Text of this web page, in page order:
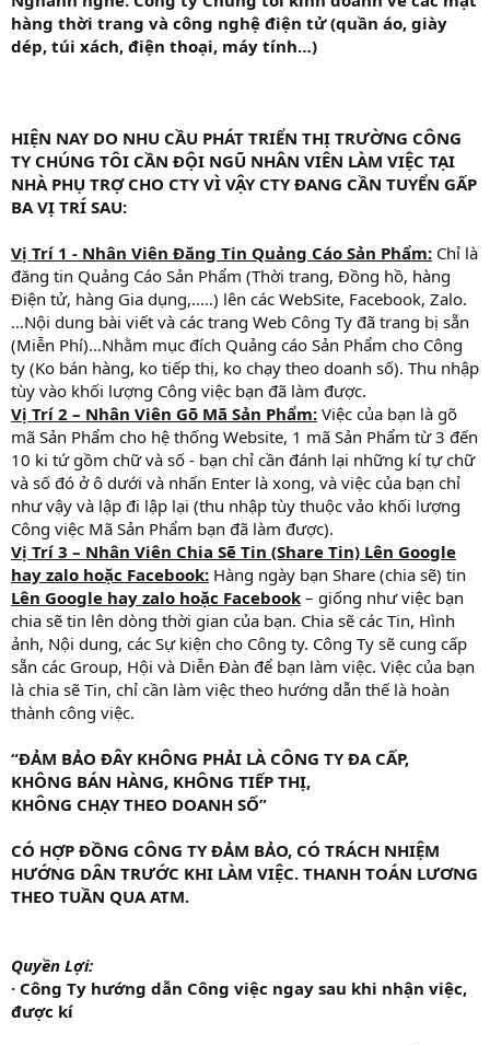
hàng thời trang và công nghệ điện tử (quần áo, giày
dép, túi xách, điện thoại, máy tính…)
HIỆN NAY DO NHU CẦU PHÁT TRIỂN THỊ TRƯỜNG CÔNG
TY CHÚNG TÔI CẦN ĐỘI NGŨ NHÂN VIÊN LÀM VIỆC TẠI
NHÀ PHỤ TRỢ CHO CTY VÌ VẬY CTY ĐANG CẦN TUYỂN GẤP
BA VỊ TRÍ SAU:
Vị Trí 1 - Nhân Viên Đăng Tin Quảng Cáo Sản Phẩm: Chỉ là
đăng tin Quảng Cáo Sản Phẩm (Thời trang, Đồng hồ, hàng
Điện tử, hàng Gia dụng,..…) lên các WebSite, Facebook, Zalo.
…Nội dung bài viết và các trang Web Công Ty đã trang bị sẵn
(Miễn Phí)…Nhằm mục đích Quảng cáo Sản Phẩm cho Công
ty (Ko bán hàng, ko tiếp thị, ko chạy theo doanh số). Thu nhập
tùy vào khối lượng Công việc bạn đã làm được.
Vị Trí 2 – Nhân Viên Gõ Mã Sản Phẩm: Việc của bạn là gõ
mã Sản Phẩm cho hệ thống Website, 1 mã Sản Phẩm từ 3 đến
10 ki tứ gồm chữ và số - bạn chỉ cần đánh lại những kí tự chữ
và số đó ở ô dưới và nhấn Enter là xong, và việc của bạn chỉ
như vậy và lập đi lập lại (thu nhập tùy thuộc vảo khối lượng
Công việc Mã Sản Phẩm bạn đã làm được).
Vị Trí 3 – Nhân Viên Chia Sẽ Tin (Share Tin) Lên Google
hay zalo hoặc Facebook: Hàng ngày bạn Share (chia sẽ) tin
Lên Google hay zalo hoặc Facebook – giống như việc bạn
chia sẽ tin lên dòng thời gian của bạn. Chia sẽ các Tin, Hình
ảnh, Nội dung, các Sự kiện cho Công ty. Công Ty sẽ cung cấp
sẵn các Group, Hội và Diễn Đàn để bạn làm việc. Việc của bạn
là chia sẽ Tin, chỉ cần làm việc theo hướng dẫn thế là hoàn
thành công việc.
“ĐẢM BẢO ĐÂY KHÔNG PHẢI LÀ CÔNG TY ĐA CẤP,
KHÔNG BÁN HÀNG, KHÔNG TIẾP THỊ,
KHÔNG CHẠY THEO DOANH SỐ”
CÓ HỢP ĐỒNG CÔNG TY ĐẢM BẢO, CÓ TRÁCH NHIỆM
HƯỚNG DÂN TRƯỚC KHI LÀM VIỆC. THANH TOÁN LƯƠNG
THEO TUẦN QUA ATM.
Quyền Lợi:
· Công Ty hướng dẫn Công việc ngay sau khi nhận việc,
được kí